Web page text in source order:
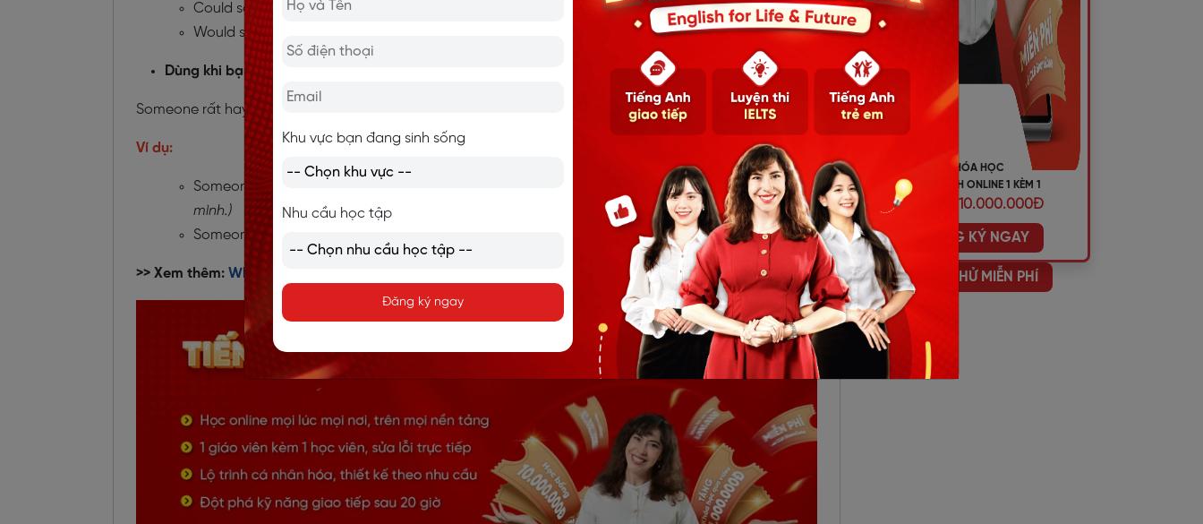
Could someone help me for a minute, please?
(Có ai giúp mình một phút được không?)
Would someone like some tea?
Dùng khi bạn muốn tránh bị nêu tên
Someone rất hay dùng để nói tế nhị, tránh chỉ đích danh ai đó.
Ví dụ:
Someone in the office keeps taking my snacks.
(Có ai đó trong văn phòng cứ lấy đồ ăn vặt của
mình.)
Someone told me you were looking for me.
(Có người nói với mình là bạn đang tìm mình.)
>> Xem thêm: Whether là gì? Cấu trúc, cách phân biệt với if và bài tập
KHÓA HỌC
TIẾNG ANH ONLINE 1 KÈM 1
ƯU ĐÃI 10.000.000Đ
ĐĂNG KÝ NGAY
HỌC THỬ MIỄN PHÍ
Khu vực bạn đang sinh sống
Nhu cầu học tập
Đăng ký ngay